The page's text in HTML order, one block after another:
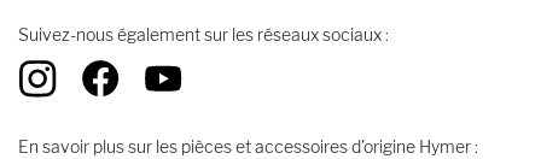
Suivez-nous également sur les réseaux sociaux :
En savoir plus sur les pièces et accessoires d'origine Hymer :